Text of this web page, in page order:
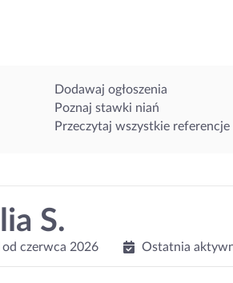
Dodawaj ogłoszenia
Poznaj stawki niań
Przeczytaj wszystkie referencje
S.
czerwca 2026 Ostatnia